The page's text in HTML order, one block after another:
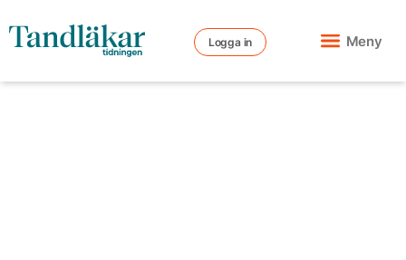
Logga in Meny